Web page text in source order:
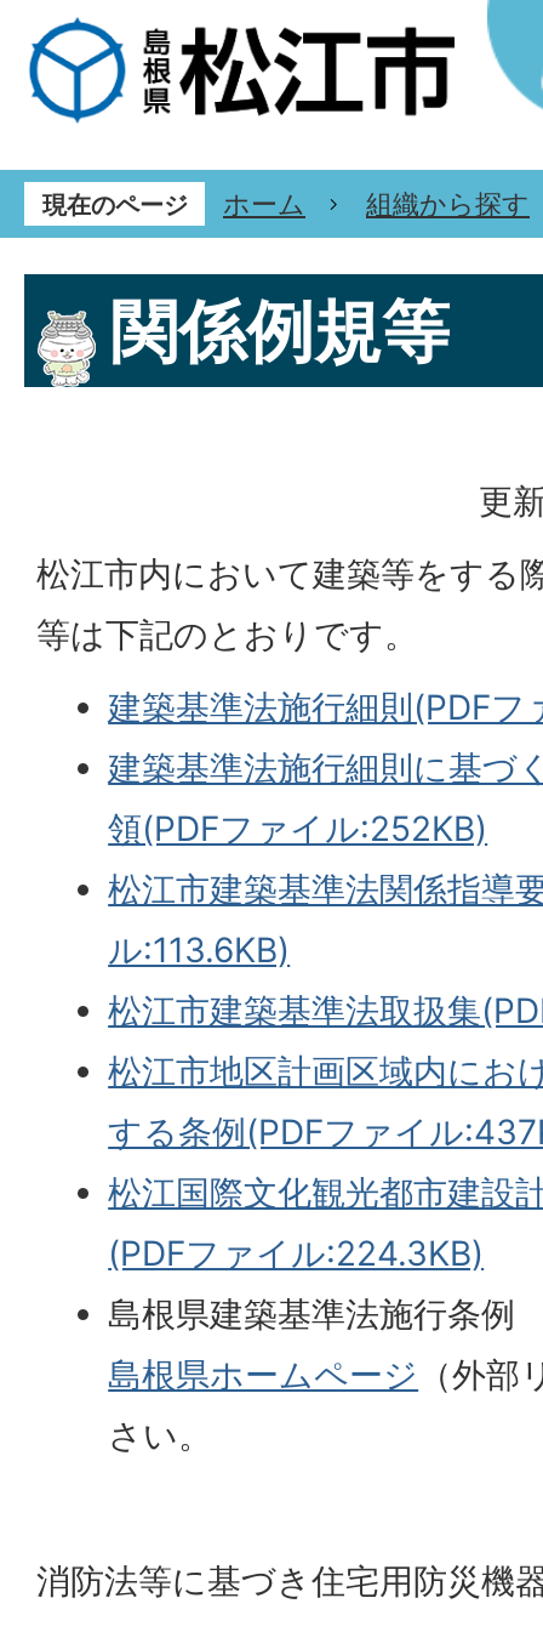
現在のページ ホーム 組織から探す
関係例規等
更
松江市内において建築等をする
等は下記のとおりです。
建築基準法施行細則(PDF
建築基準法施行細則に基づ
領(PDFファイル:252KB)
松江市建築基準法関係指導
ル:113.6KB)
松江市建築基準法取扱集
松江市地区計画区域内にお
する条例(PDFファイル
松江国際文化観光都市建設
(PDFファイル:224.3KB)
島根県建築基準法施行条例
島根県ホームページ （外部
さい。
消防法等に基づき住宅用防災機